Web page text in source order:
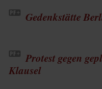
Gedenkstätte
Protest gegen
Klausel